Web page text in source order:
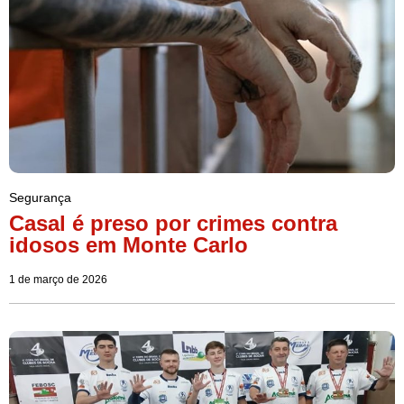
Segurança
Casal é preso por crimes contra
idosos em Monte Carlo
1 de março de 2026